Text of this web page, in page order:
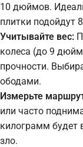
10 дюймов.
плитки подойдут
Учитывайте вес:
колеса (до 9
прочности.
ободами.
Измерьте
или часто
килограмм будет
зло.